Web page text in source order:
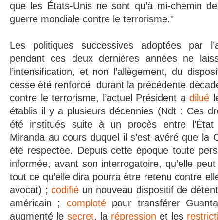
que les États-Unis ne sont qu’à mi-chemin
guerre mondiale contre le terrorisme."
Les politiques successives adoptées par
pendant ces deux dernières années ne
l’intensification, et non l’allègement, du
cesse été renforcé durant la précédente
contre le terrorisme, l’actuel Président adilué
établis il y a plusieurs décennies (Ndt : Ces
été institués suite à un procès entre l’État
Miranda au cours duquel il s’est avéré que la
été respectée. Depuis cette époque toute
informée, avant son interrogatoire, qu’elle
tout ce qu’elle dira pourra être retenu contre
avocat) ;codifié un nouveau dispositif de
américain ; comploté pour transférer
augmenté le secret, la répression et les